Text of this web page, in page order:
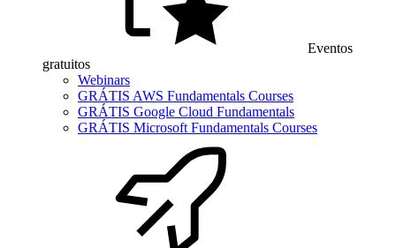
Eventos
gratuitos
Webinars
GRÁTIS AWS Fundamentals Courses
GRÁTIS Google Cloud Fundamentals
GRÁTIS Microsoft Fundamentals Courses